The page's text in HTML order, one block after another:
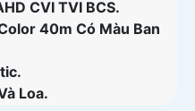
CVI TVI BCS.
40m Có Màu Ban
Loa.